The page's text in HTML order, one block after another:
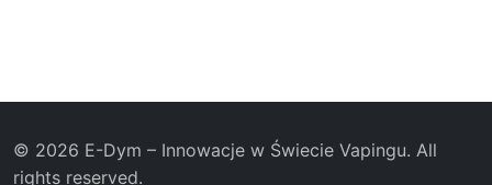
© 2026 E-Dym – Innowacje w Świecie Vapingu. All
rights reserved.